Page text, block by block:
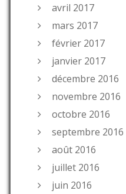
avril 2017
mars 2017
février 2017
janvier 2017
décembre 2016
novembre 2016
octobre 2016
septembre 2016
août 2016
juillet 2016
juin 2016